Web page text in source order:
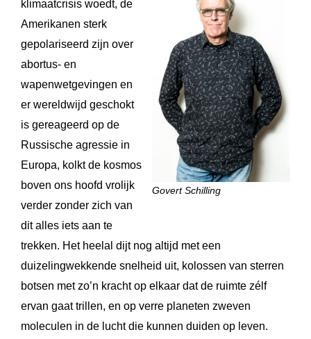
Govert Schilling
klimaatcrisis woedt, de
Amerikanen sterk
gepolariseerd zijn over
abortus- en
wapenwetgevingen en
er wereldwijd geschokt
is gereageerd op de
Russische agressie in
Europa, kolkt de kosmos
boven ons hoofd vrolijk
verder zonder zich van
dit alles iets aan te
trekken. Het heelal dijt nog altijd met een
duizelingwekkende snelheid uit, kolossen van sterren
botsen met zo’n kracht op elkaar dat de ruimte zélf
ervan gaat trillen, en op verre planeten zweven
moleculen in de lucht die kunnen duiden op leven.